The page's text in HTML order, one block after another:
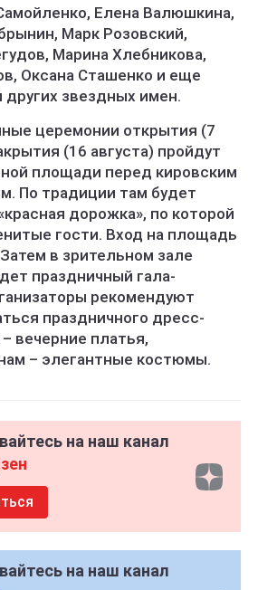
Елена Валюшкина,
Марк Розовский,
Марина Хлебникова,
Оксана Сташенко и еще
других звездных имен.
церемонии открытия (7
(16 августа) пройдут
площади перед кировским
По традиции там будет
дорожка», по которой
гости. Вход на площадь
в зрительном зале
праздничный гала-
рекомендуют
праздничного дресс-
вечерние платья,
– элегантные костюмы.
на наш канал
на наш канал